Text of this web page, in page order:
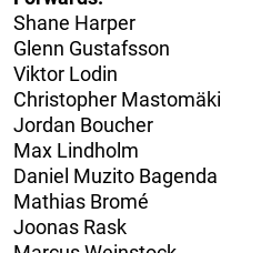
Shane Harper
Glenn Gustafsson
Viktor Lodin
Christopher Mastomäki
Jordan Boucher
Max Lindholm
Daniel Muzito Bagenda
Mathias Bromé
Joonas Rask